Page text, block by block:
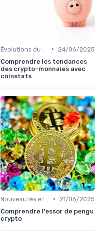
•
24/06/2025
Comprendre les tendances
des crypto-monnaies avec
coinstats
•
21/06/2025
Comprendre l'essor de pengu
crypto